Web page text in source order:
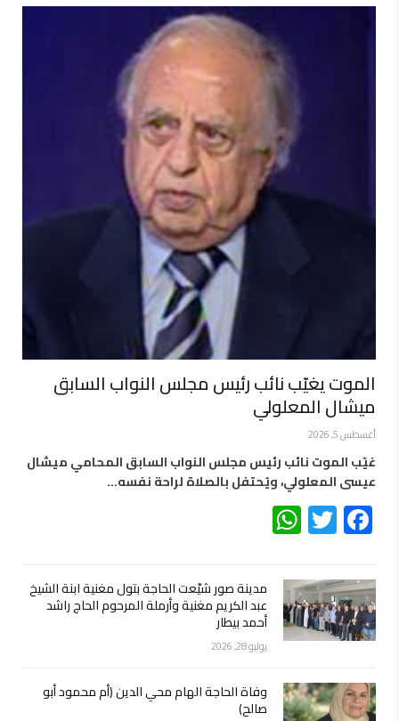
الموت يغيّب نائب رئيس مجلس النواب السابق
ميشال المعلولي
أغسطس 5, 2026
غيّب الموت نائب رئيس مجلس النواب السابق المحامي ميشال
عيسى المعلولي، ويُحتفل بالصلاة لراحة نفسه…
Facebook
Twitter
مدينة صور شيّعت الحاجة بتول مغنية ابنة الشيخ
عبد الكريم مغنية وأرملة المرحوم الحاج راشد
أحمد بيطار
يوليو 28, 2026
وفاة الحاجة الهام محي الدين (أم محمود أبو
صالح)